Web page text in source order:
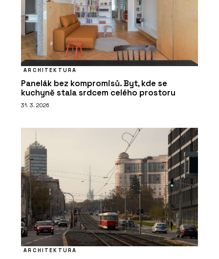
ARCHITEKTURA
Panelák bez kompromisů. Byt, kde se
kuchyně stala srdcem celého prostoru
31. 3. 2026
ARCHITEKTURA